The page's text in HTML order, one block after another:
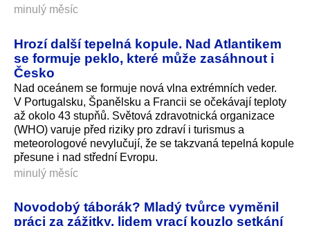
minulý měsíc
Hrozí další tepelná kopule. Nad Atlantikem
se formuje peklo, které může zasáhnout i
Česko
Nad oceánem se formuje nová vlna extrémních veder.
V Portugalsku, Španělsku a Francii se očekávají teploty
až okolo 43 stupňů. Světová zdravotnická organizace
(WHO) varuje před riziky pro zdraví i turismus a
meteorologové nevylučují, že se takzvaná tepelná kopule
přesune i nad střední Evropu.
minulý měsíc
Novodobý táborák? Mladý tvůrce vyměnil
práci za zážitky, lidem vrací kouzlo setkání